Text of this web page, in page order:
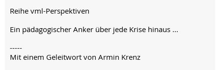
Reihe vml-Perspektiven
Ein pädagogischer Anker über jede Krise hinaus ...
-----
Mit einem Geleitwort von Armin Krenz